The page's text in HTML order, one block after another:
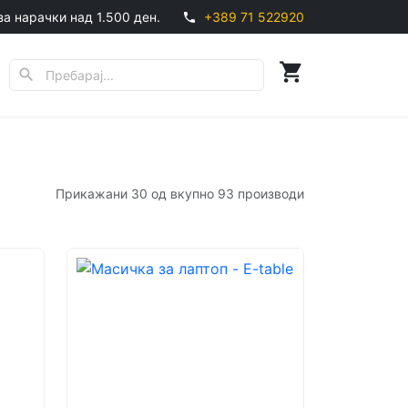
нарачки над 1.500 ден. phone +389 71 522920
search shopping_cart
Прикажани 30 од вкупно 93 производи